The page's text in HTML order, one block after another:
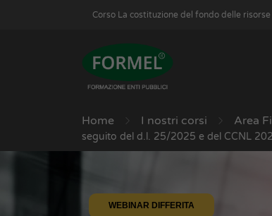
Corso La costituzione del fondo delle
Home I nostri corsi Area
seguito del d.l. 25/2025 e del CCNL
WEBINAR DIFFERITA